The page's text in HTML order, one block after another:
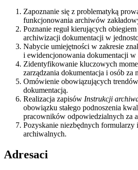
Zapoznanie się z problematyką
funkcjonowania archiwów
Poznanie reguł kierujących
archiwizacji dokumentacji w
Nabycie umiejętności w zakresie
i ewidencjonowania dokumentacji w
Zidentyfikowanie kluczowych
zarządzania dokumentacja i osób za
Omówienie obowiązujących
dokumentacją.
Realizacja zapisów Instrukcji
obowiązku stałego podnoszenia
pracowników odpowiedzialnych za
Pozyskanie niezbędnych
archiwalnych.
Adresaci